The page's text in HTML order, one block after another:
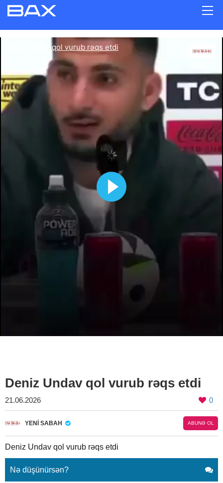
Deniz Undav qol vurub rəqs etdi
21.06.2026 0
YENI SABAH ABUNƏ OL
Deniz Undav qol vurub rəqs etdi
Nə düşünürsən?